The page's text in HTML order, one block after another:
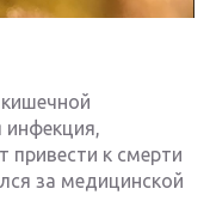
к смерти
за медицинской